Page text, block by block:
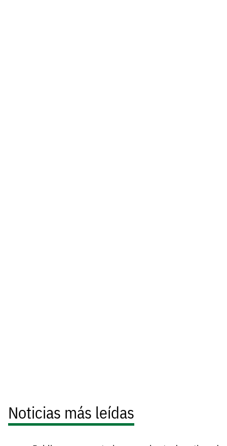
Noticias más leídas